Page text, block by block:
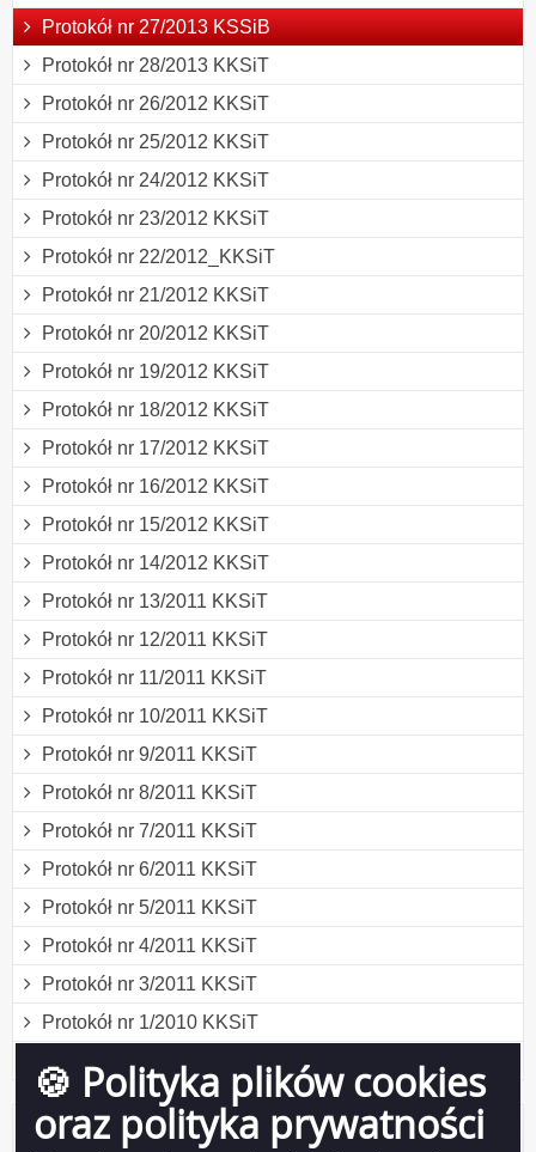
🍪 Polityka plików cookies
oraz polityka prywatności
Protokół nr 27/2013 KSSiB
Protokół nr 28/2013 KKSiT
Protokół nr 26/2012 KKSiT
Protokół nr 25/2012 KKSiT
Protokół nr 24/2012 KKSiT
Protokół nr 23/2012 KKSiT
Protokół nr 22/2012_KKSiT
Protokół nr 21/2012 KKSiT
Protokół nr 20/2012 KKSiT
Protokół nr 19/2012 KKSiT
Protokół nr 18/2012 KKSiT
Protokół nr 17/2012 KKSiT
Protokół nr 16/2012 KKSiT
Protokół nr 15/2012 KKSiT
Protokół nr 14/2012 KKSiT
Protokół nr 13/2011 KKSiT
Protokół nr 12/2011 KKSiT
Protokół nr 11/2011 KKSiT
Protokół nr 10/2011 KKSiT
Protokół nr 9/2011 KKSiT
Protokół nr 8/2011 KKSiT
Protokół nr 7/2011 KKSiT
Protokół nr 6/2011 KKSiT
Protokół nr 5/2011 KKSiT
Protokół nr 4/2011 KKSiT
Protokół nr 3/2011 KKSiT
Protokół nr 1/2010 KKSiT
Protokół nr 2/2010 KKSiT
Licznik odwiedzin